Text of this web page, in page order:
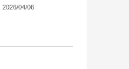
2026/04/06